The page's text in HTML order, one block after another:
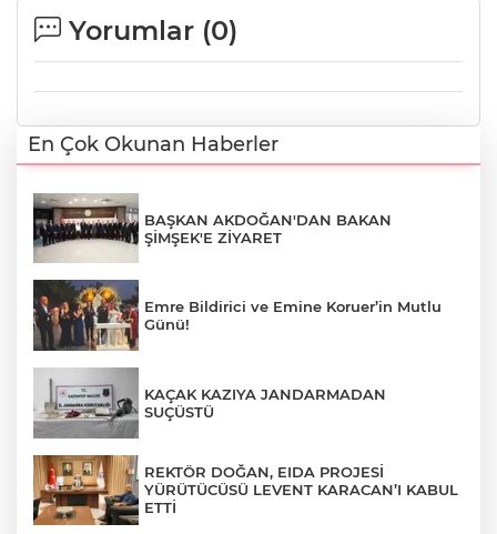
Yorumlar (0)
En Çok Okunan Haberler
BAŞKAN AKDOĞAN'DAN BAKAN
ŞİMŞEK'E ZİYARET
Emre Bildirici ve Emine Koruer’in Mutlu
Günü!
KAÇAK KAZIYA JANDARMADAN
SUÇÜSTÜ
REKTÖR DOĞAN, EIDA PROJESİ
YÜRÜTÜCÜSÜ LEVENT KARACAN’I KABUL
ETTİ